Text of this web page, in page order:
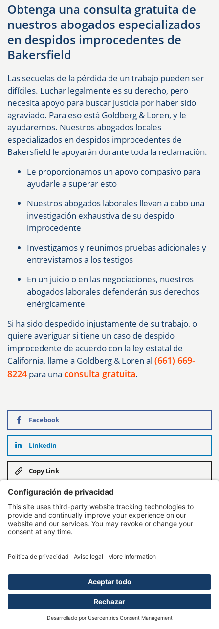
Obtenga una consulta gratuita de
nuestros abogados especializados
en despidos improcedentes de
Bakersfield
Las secuelas de la pérdida de un trabajo pueden ser
difíciles. Luchar legalmente es su derecho, pero
necesita apoyo para buscar justicia por haber sido
agraviado. Para eso está Goldberg & Loren, y le
ayudaremos. Nuestros abogados locales
especializados en despidos improcedentes de
Bakersfield le apoyarán durante toda la reclamación.
Le proporcionamos un apoyo compasivo para
ayudarle a superar esto
Nuestros abogados laborales llevan a cabo una
investigación exhaustiva de su despido
improcedente
Investigamos y reunimos pruebas adicionales y
entrevistamos a los testigos
En un juicio o en las negociaciones, nuestros
abogados laborales defenderán sus derechos
enérgicamente
Si ha sido despedido injustamente de su trabajo, o
quiere averiguar si tiene un caso de despido
improcedente de acuerdo con la ley estatal de
California, llame a Goldberg & Loren al (661) 669-
8224 para una consulta gratuita.
Facebook
Linkedin
Copy Link
Goldberg & Loren
1701 Westwind Dr, Bakersfield, CA 93301
(661) 669-8224